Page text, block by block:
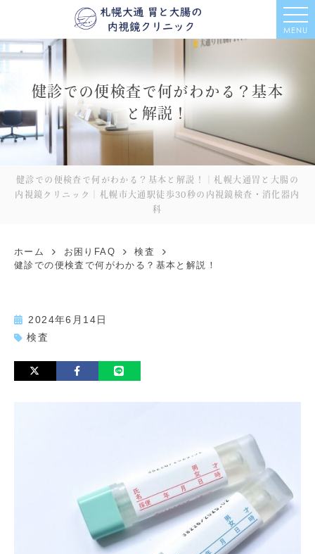
MENU
健診での便検査で何がわかる？基本
と解説！
健診での便検査で何がわかる？基本と解説！｜札幌大通胃と大腸の
内視鏡クリニック｜札幌市大通駅徒歩30秒の内視鏡検査・消化器内
科
ホーム お困りFAQ
検査
健診での便検査で何がわかる？基本と解説！
2024年6月14日
検査